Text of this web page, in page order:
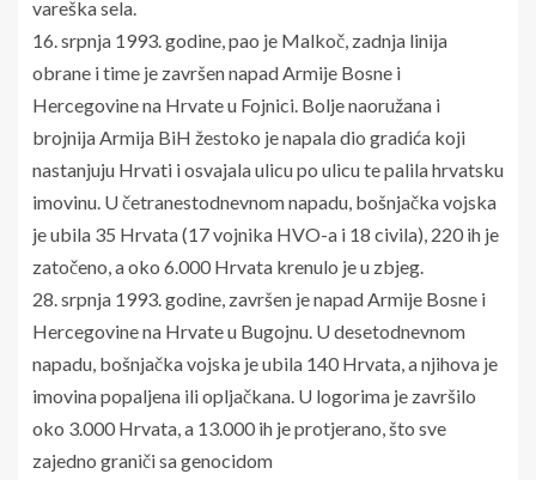
vareška sela.
16. srpnja 1993. godine, pao je Malkoč, zadnja linija
obrane i time je završen napad Armije Bosne i
Hercegovine na Hrvate u Fojnici. Bolje naoružana i
brojnija Armija BiH žestoko je napala dio gradića koji
nastanjuju Hrvati i osvajala ulicu po ulicu te palila hrvatsku
imovinu. U četranestodnevnom napadu, bošnjačka vojska
je ubila 35 Hrvata (17 vojnika HVO-a i 18 civila), 220 ih je
zatočeno, a oko 6.000 Hrvata krenulo je u zbjeg.
28. srpnja 1993. godine, završen je napad Armije Bosne i
Hercegovine na Hrvate u Bugojnu. U desetodnevnom
napadu, bošnjačka vojska je ubila 140 Hrvata, a njihova je
imovina popaljena ili opljačkana. U logorima je završilo
oko 3.000 Hrvata, a 13.000 ih je protjerano, što sve
zajedno graniči sa genocidom